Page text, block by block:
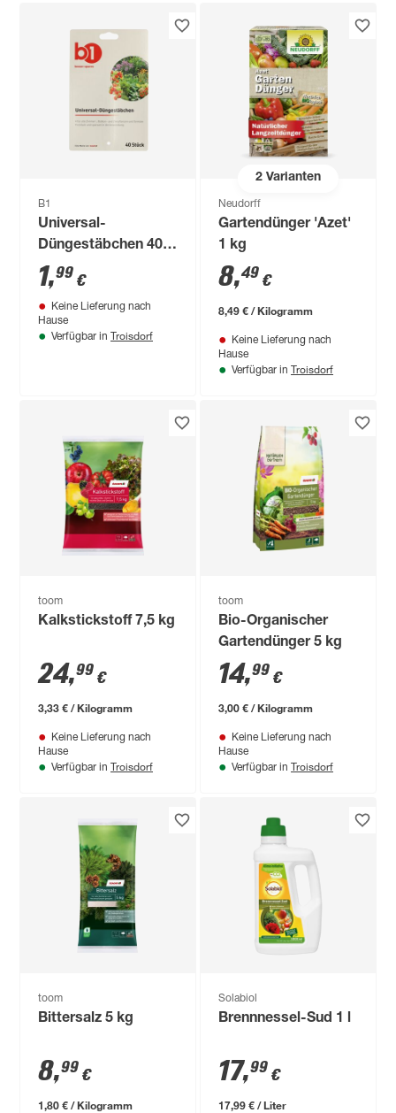
B1
Universal-
Düngestäbchen 40
Stück
1,99 €
Keine Lieferung nach
Hause
Verfügbar in Troisdorf
2Varianten
Neudorff
Gartendünger 'Azet'
1 kg
8,49 €
8,49 € / Kilogramm
Keine Lieferung nach
Hause
Verfügbar in Troisdorf
toom
Kalkstickstoff 7,5 kg
24,99 €
3,33 € / Kilogramm
Keine Lieferung nach
Hause
Verfügbar in Troisdorf
toom
Bio-Organischer
Gartendünger 5 kg
14,99 €
3,00 € / Kilogramm
Keine Lieferung nach
Hause
Verfügbar in Troisdorf
toom
Bittersalz 5 kg
8,99 €
1,80 € / Kilogramm
Solabiol
Brennnessel-Sud 1 l
17,99 €
17,99 € / Liter